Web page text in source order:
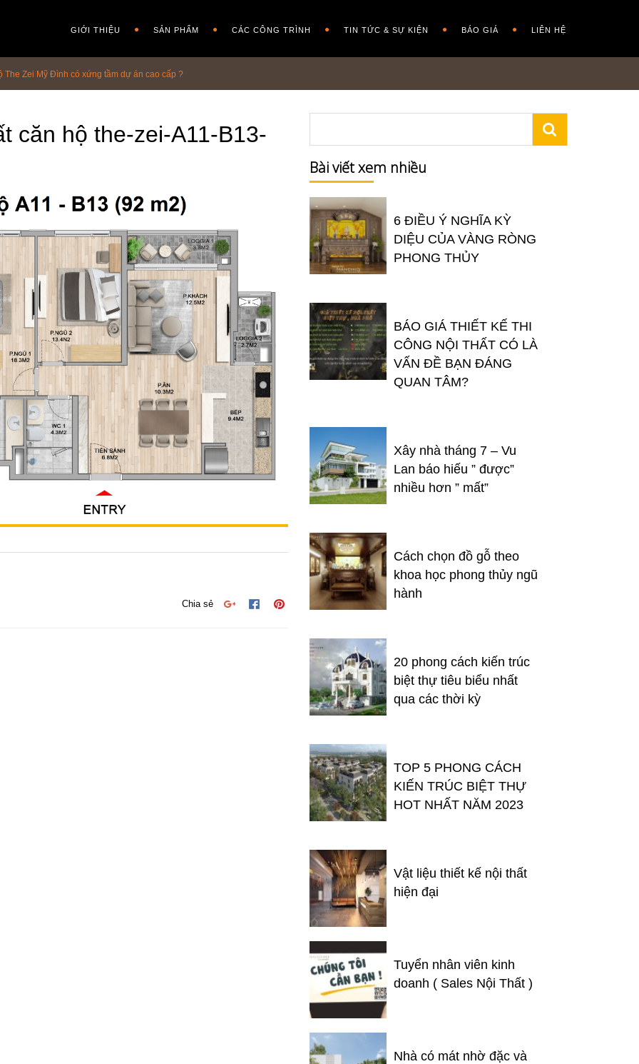
GIỚI THIỆU SẢN PHẨM CÁC CÔNG TRÌNH TIN TỨC & SỰ KIỆN BÁO GIÁ LIÊN HỆ
The Zei Mỹ Đình có xứng tầm dự án cao cấp ?
căn hộ the-zei-A11-B13-
Chia sẻ
Bài viết xem nhiều
6 ĐIỀU Ý NGHĨA KỲ
DIỆU CỦA VÀNG RÒNG
PHONG THỦY
BÁO GIÁ THIẾT KẾ THI
CÔNG NỘI THẤT CÓ LÀ
VẤN ĐỀ BẠN ĐÁNG
QUAN TÂM?
Xây nhà tháng 7 – Vu
Lan báo hiếu ” được”
nhiều hơn ” mất”
Cách chọn đồ gỗ theo
khoa học phong thủy ngũ
hành
20 phong cách kiến trúc
biệt thự tiêu biểu nhất
qua các thời kỳ
TOP 5 PHONG CÁCH
KIẾN TRÚC BIỆT THỰ
HOT NHẤT NĂM 2023
Vật liệu thiết kế nội thất
hiện đại
Tuyển nhân viên kinh
doanh ( Sales Nội Thất )
Nhà có mát nhờ đặc và